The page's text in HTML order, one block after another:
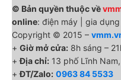
© Bản quyền thuộc về
online: điện máy | gia
Copyright © 2015 –
+ Giờ mở cửa: 8h sáng –
+Địa chỉ: 13 phố Lĩnh
+ĐT/Zalo: 0963 84 5533